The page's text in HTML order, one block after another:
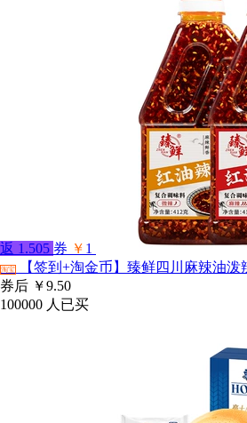
返 1.505 券 ￥ 1
淘宝
【签到+淘金币】臻鲜四川麻辣油泼
券后 ￥9.50
100000 人已买